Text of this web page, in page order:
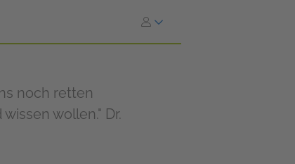
noch retten
wollen." Dr.